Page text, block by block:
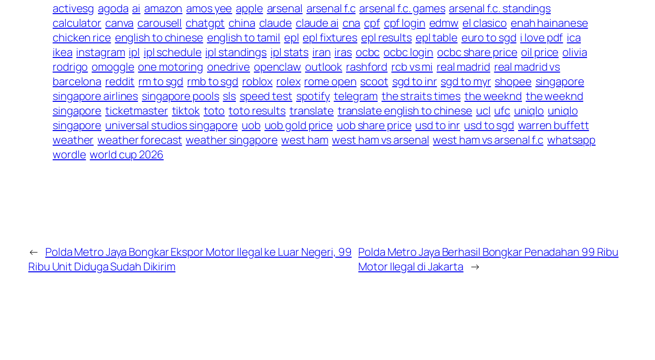
activesg agoda ai amazon amos yee apple arsenal arsenal f.c arsenal f.c. games arsenal f.c. standings
calculator canva carousell chatgpt china claude claude ai cna cpf cpf login edmw el clasico enah hainanese
chicken rice english to chinese english to tamil epl epl fixtures epl results epl table euro to sgd i love pdf ica
ikea instagram ipl ipl schedule ipl standings ipl stats iran iras ocbc ocbc login ocbc share price oil price olivia
rodrigo omoggle one motoring onedrive openclaw outlook rashford rcb vs mi real madrid real madrid vs
barcelona reddit rm to sgd rmb to sgd roblox rolex rome open scoot sgd to inr sgd to myr shopee singapore
singapore airlines singapore pools sls speed test spotify telegram the straits times the weeknd the weeknd
singapore ticketmaster tiktok toto toto results translate translate english to chinese ucl ufc uniqlo uniqlo
singapore universal studios singapore uob uob gold price uob share price usd to inr usd to sgd warren buffett
weather weather forecast weather singapore west ham west ham vs arsenal west ham vs arsenal f.c whatsapp
wordle world cup 2026
← Polda Metro Jaya Bongkar Ekspor Motor Ilegal ke Luar Negeri, 99
Ribu Unit Diduga Sudah Dikirim
Polda Metro Jaya Berhasil Bongkar Penadahan 99 Ribu
Motor Ilegal di Jakarta →